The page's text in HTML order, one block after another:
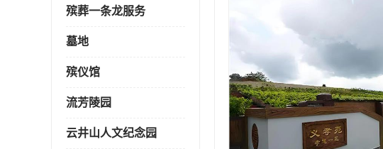
殡葬一条龙服务
墓地
殡仪馆
流芳陵园
云井山人文纪念园